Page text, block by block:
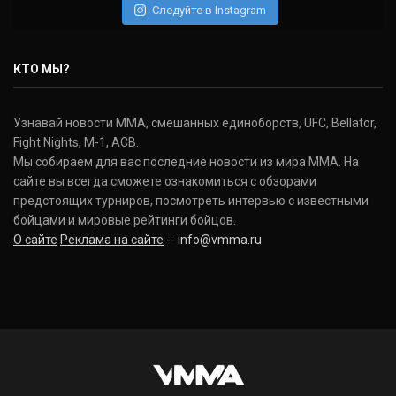
Donald Cerrone
(36-15-0, 1)
Исраэль Адесанья
Israel Adesanya
(19-0-0, 0)
Следуйте в Instagram
КТО МЫ?
Узнавай новости ММА, смешанных единоборств, UFC, Bellator,
Fight Nights, M-1, ACB.
Мы собираем для вас последние новости из мира ММА. На
сайте вы всегда сможете ознакомиться с обзорами
предстоящих турниров, посмотреть интервью с известными
бойцами и мировые рейтинги бойцов.
О сайте Реклама на сайте -- info@vmma.ru